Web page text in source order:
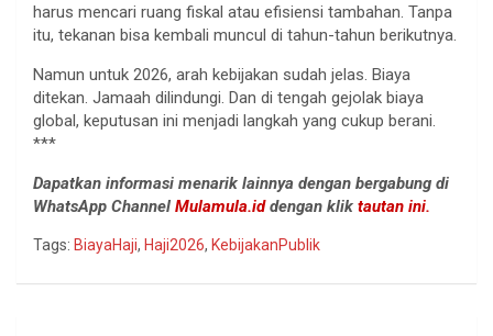
harus mencari ruang fiskal atau efisiensi tambahan. Tanpa
itu, tekanan bisa kembali muncul di tahun-tahun berikutnya.
Namun untuk 2026, arah kebijakan sudah jelas. Biaya
ditekan. Jamaah dilindungi. Dan di tengah gejolak biaya
global, keputusan ini menjadi langkah yang cukup berani.
***
Dapatkan informasi menarik lainnya dengan bergabung di
WhatsApp Channel Mulamula.iddengan klik tautan ini.
Tags: BiayaHaji, Haji2026, KebijakanPublik